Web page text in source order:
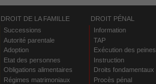
DROIT DE LA FAMILLE
Successions
Autorité parentale
Adoption
Etat des personnes
Obligations alimentaires
Régimes matrimoniaux
DROIT PÉNAL
Information
TAP
Exécution des peines
Instruction
Droits fondamentaux
Procès pénal